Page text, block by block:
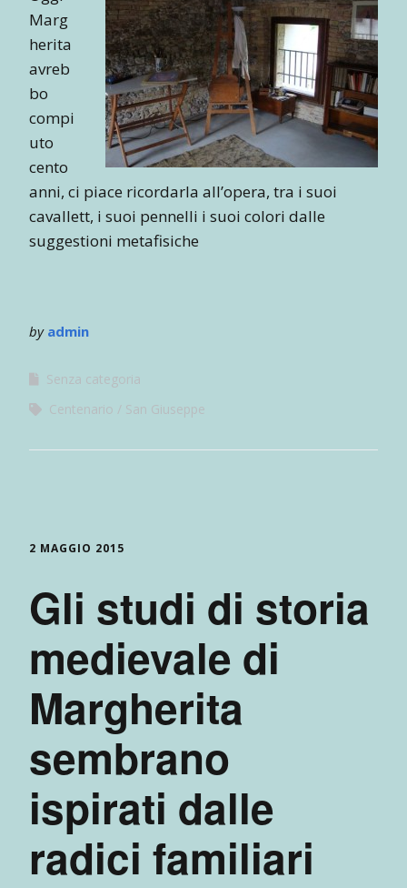
Marg
herita
avreb
bo
compi
uto
cento
anni, ci piace ricordarla all’opera, tra i suoi
cavallett, i suoi pennelli i suoi colori dalle
suggestioni metafisiche
by admin
Senza categoria
Centenario
San Giuseppe
2 MAGGIO 2015
Gli studi di storia
medievale di
Margherita
sembrano
ispirati dalle
radici familiari